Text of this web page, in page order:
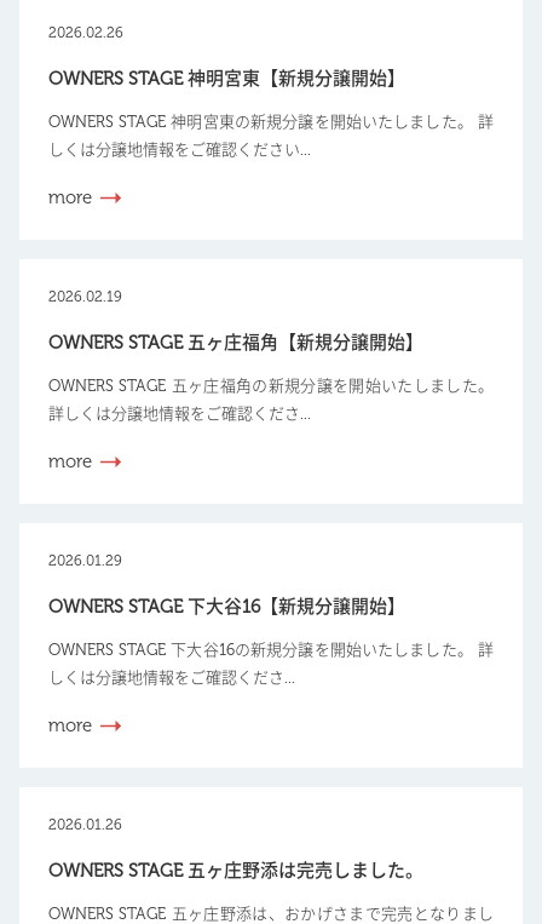
2026.02.26
OWNERS STAGE 神明宮東【新規分譲開始】
OWNERS STAGE 神明宮東の新規分譲を開始いたしました。 詳
しくは分譲地情報をご確認ください...
more
2026.02.19
OWNERS STAGE 五ヶ庄福角【新規分譲開始】
OWNERS STAGE 五ヶ庄福角の新規分譲を開始いたしました。
詳しくは分譲地情報をご確認くださ...
more
2026.01.29
OWNERS STAGE 下大谷16【新規分譲開始】
OWNERS STAGE 下大谷16の新規分譲を開始いたしました。 詳
しくは分譲地情報をご確認くださ...
more
2026.01.26
OWNERS STAGE 五ヶ庄野添は完売しました。
OWNERS STAGE 五ヶ庄野添は、おかげさまで完売となりまし